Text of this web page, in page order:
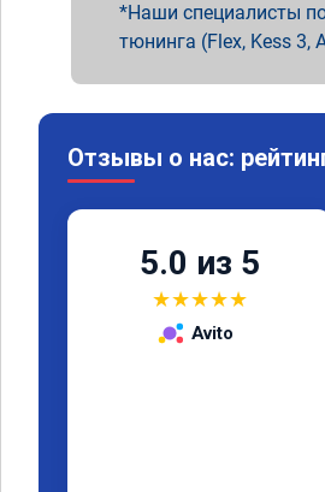
Наши специалисты
тюнинга (Flex, Kess 3,
Отзывы о нас:
5.0 из 5
★★★★★
Avito